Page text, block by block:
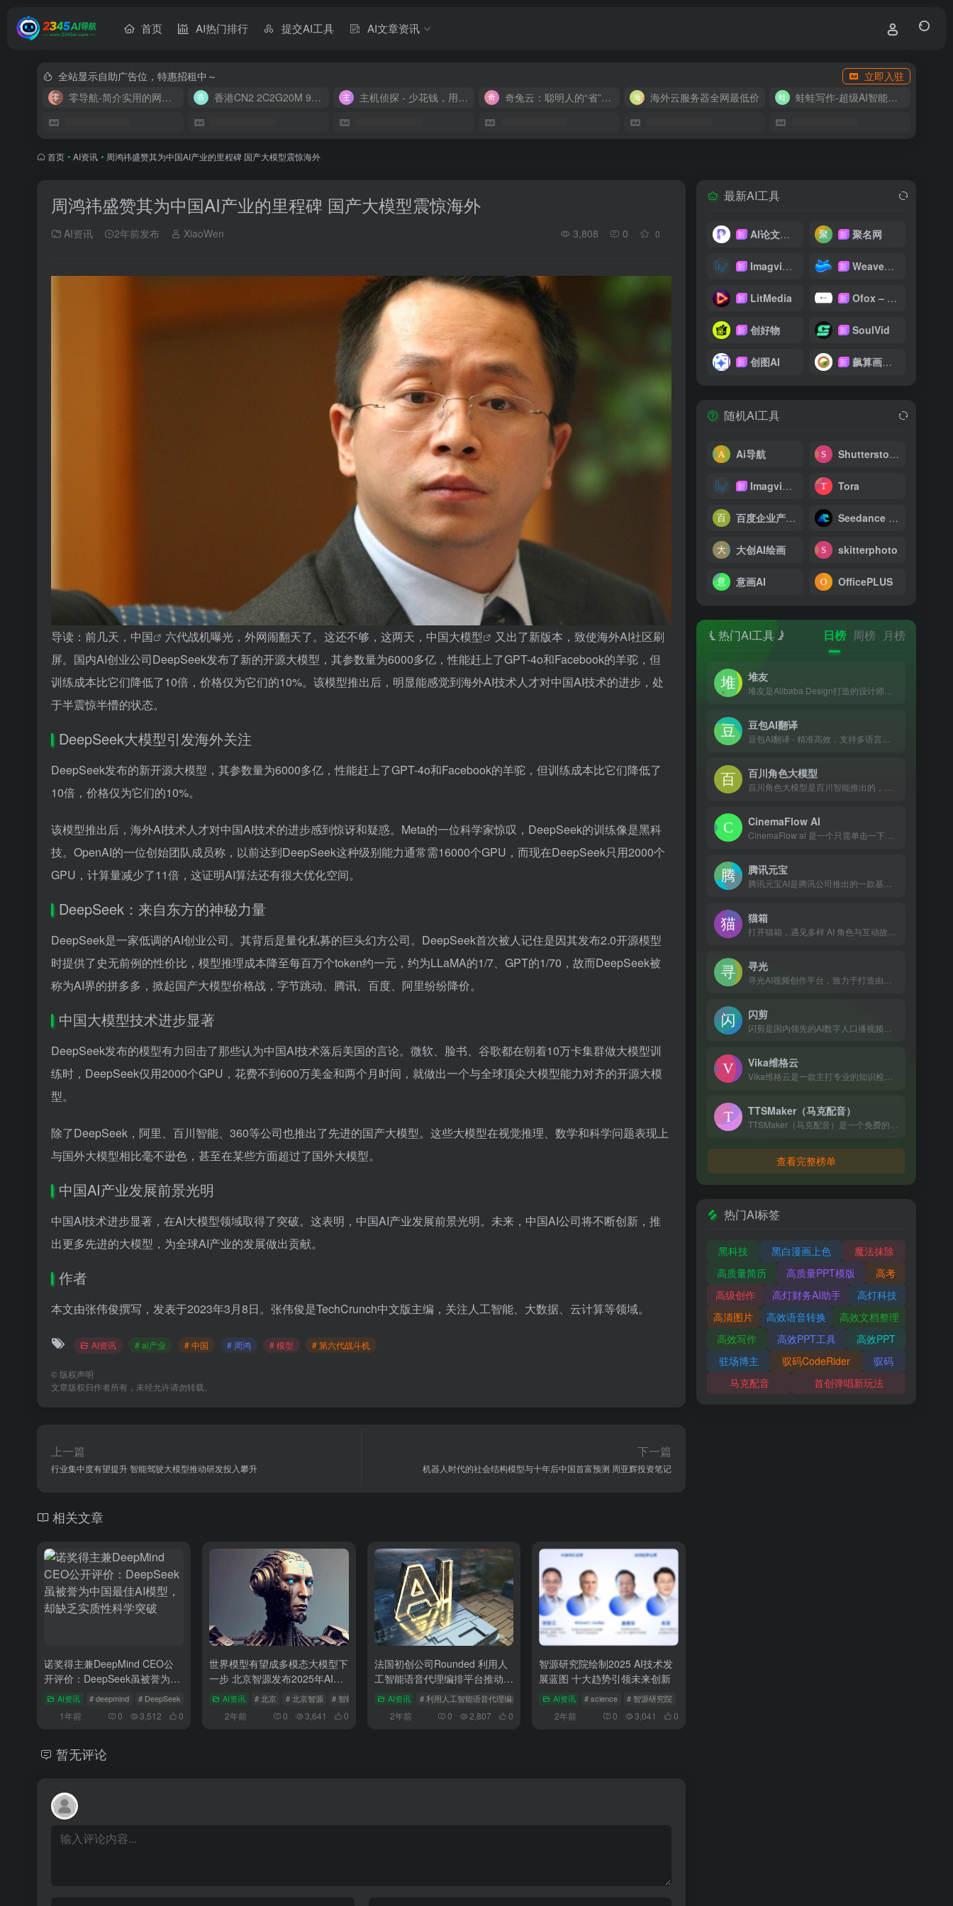
首页 AI热门排行 提交AI工具 AI文章资讯
全站显示自助广告位，特惠招租中～
立即入驻
零导航-简介实用的网址导航
香港CN2 2C2G20M 9.9/月 主机侦探 - 少花钱，用好云 奇兔云：聪明人的“省”钱计划！ 海外云服务器全网最低价 蛙蛙写作-超级AI智能写作助手
首页 • AI资讯 • 周鸿祎盛赞其为中国AI产业的里程碑 国产大模型震惊海外
周鸿祎盛赞其为中国AI产业的里程碑 国产大模型震惊海外
AI资讯 2年前发布 XiaoWen 3,808 0 0
导读：前几天， 中国 六代战机曝光，外网闹翻天了。这还不够，这两天，中国大模型
又出了新版本，致使海外AI社区刷
屏。国内AI创业公司DeepSeek发布了新的开源大模型，其参数量为6000多亿，性能赶上了GPT-4o和Facebook的羊驼，但
训练成本比它们降低了10倍，价格仅为它们的10%。该模型推出后，明显能感觉到海外AI技术人才对中国AI技术的进步，处
于半震惊半懵的状态。
DeepSeek大模型引发海外关注
DeepSeek发布的新开源大模型，其参数量为6000多亿，性能赶上了GPT-4o和Facebook的羊驼，但训练成本比它们降低了
10倍，价格仅为它们的10%。
该模型推出后，海外AI技术人才对中国AI技术的进步感到惊讶和疑惑。Meta的一位科学家惊叹，DeepSeek的训练像是黑科
技。OpenAI的一位创始团队成员称，以前达到DeepSeek这种级别能力通常需16000个GPU，而现在DeepSeek只用2000个
GPU，计算量减少了11倍，这证明AI算法还有很大优化空间。
DeepSeek：来自东方的神秘力量
DeepSeek是一家低调的AI创业公司。其背后是量化私募的巨头幻方公司。DeepSeek首次被人记住是因其发布2.0开源模型
时提供了史无前例的性价比，模型推理成本降至每百万个token约一元，约为LLaMA的1/7、GPT的1/70，故而DeepSeek被
称为AI界的拼多多，掀起国产大模型价格战，字节跳动、腾讯、百度、阿里纷纷降价。
中国大模型技术进步显著
DeepSeek发布的模型有力回击了那些认为中国AI技术落后美国的言论。微软、脸书、谷歌都在朝着10万卡集群做大模型训
练时，DeepSeek仅用2000个GPU，花费不到600万美金和两个月时间，就做出一个与全球顶尖大模型能力对齐的开源大模
型。
除了DeepSeek，阿里、百川智能、360等公司也推出了先进的国产大模型。这些大模型在视觉推理、数学和科学问题表现上
与国外大模型相比毫不逊色，甚至在某些方面超过了国外大模型。
中国AI产业发展前景光明
中国AI技术进步显著，在AI大模型领域取得了突破。这表明，中国AI产业发展前景光明。未来，中国AI公司将不断创新，推
出更多先进的大模型，为全球AI产业的发展做出贡献。
作者
本文由张伟俊撰写，发表于2023年3月8日。张伟俊是TechCrunch中文版主编，关注人工智能、大数据、云计算等领域。
AI资讯 # ai产业 # 中国 # 周鸿 # 模型 # 第六代战斗机
© 版权声明
文章版权归作者所有，未经允许请勿转载。
上一篇
行业集中度有望提升 智能驾驶大模型推动研发投入攀升
下一篇
机器人时代的社会结构模型与十年后中国首富预测 周亚辉投资笔记
相关文章
诺奖得主兼DeepMind CEO公
开评价：DeepSeek虽被誉为中
国最佳AI模型，却缺乏实质性科
AI资讯 # deepmind # DeepSeek # hassabis
1年前 0 3,512 0
世界模型有望成多模态大模型下
一步 北京智源发布2025年AI十
大趋势
AI资讯 # 北京 # 北京智源 # 智能
2年前 0 3,641 0
法国初创公司Rounded 利用人
工智能语音代理编排平台推动企
业智能化转型
AI资讯 # 利用人工智能语音代理编排平台推动企业智能化转型 # 法国初创公司Rounded
2年前 0 2,807 0
智源研究院绘制2025 AI技术发
展蓝图 十大趋势引领未来创新
AI资讯 # science # 智源研究院
2年前 0 3,041 0
暂无评论
最新AI工具
新 AI论文写作 新 聚名网
新 Imagvio AI 新 WeaveFox
新 LitMedia 新 Ofox – 大模型 API 聚合平台
新 创好物 新 SoulVid
新 创图AI 新 飙算画影网
随机AI工具
Ai导航 Shutterstock AI
新 Imagvio AI Tora
百度企业产品用户体验中心 Seedance 2.0 AI 视频生成器
大创AI绘画 skitterphoto
意画AI OfficePLUS
热门AI工具 日榜 周榜 月榜
堆友
豆包AI翻译
百川角色大模型
CinemaFlow AI
腾讯元宝
猫箱
寻光
闪剪
Vika维格云
TTSMaker（马克配音）
查看完整榜单
热门AI标签
黑科技 黑白漫画上色
魔法抹除
高质量简历
高质量PPT模版
高考
高级创作
高灯财务AI助手
高灯科技
高清图片
高效语音转换
高效文档整理
高效写作
高效PPT工具
高效PPT
驻场博主
驭码CodeRider
驭码
马克配音
首创弹唱新玩法